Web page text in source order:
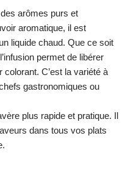
arômes purs et
aromatique, il est
liquide chaud. Que ce soit
permet de libérer
C’est la variété à
gastronomiques ou
plus rapide et pratique. Il
dans tous vos plats